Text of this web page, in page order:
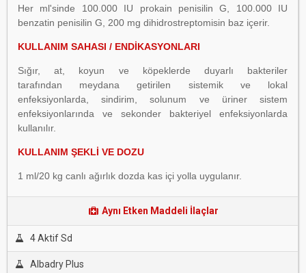
Her ml'sinde 100.000 IU prokain penisilin G, 100.000 IU
benzatin penisilin G, 200 mg dihidrostreptomisin baz içerir.
KULLANIM SAHASI / ENDİKASYONLARI
Sığır, at, koyun ve köpeklerde duyarlı bakteriler
tarafından meydana getirilen sistemik ve lokal
enfeksiyonlarda, sindirim, solunum ve üriner sistem
enfeksiyonlarında ve sekonder bakteriyel enfeksiyonlarda
kullanılır.
KULLANIM ŞEKLİ VE DOZU
1 ml/20 kg canlı ağırlık dozda kas içi yolla uygulanır.
Aynı Etken Maddeli İlaçlar
4 Aktif Sd
Albadry Plus